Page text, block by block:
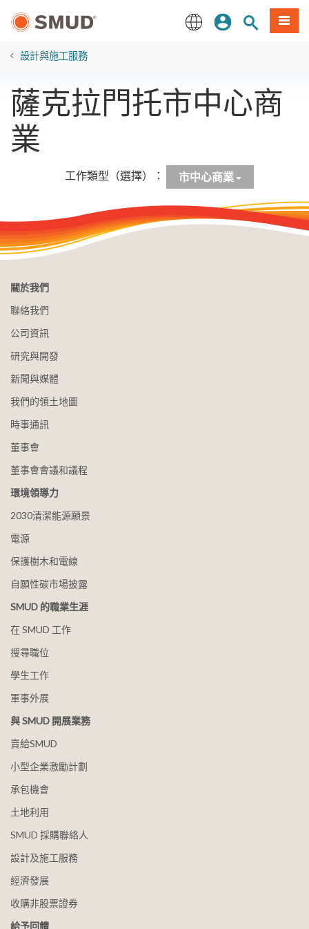
登入站內搜尋
選單
設計與施工服務
薩克拉門托市中心商
業
工作類型（選擇）： 市中心商業
關於我們
聯絡我們
公司資訊
研究與開發
新聞與媒體
我們的領土地圖
時事通訊
董事會
董事會會議和議程
環境領導力
2030清潔能源願景
電源
保護樹木和電線
自願性碳市場披露
SMUD 的職業生涯
在 SMUD 工作
搜尋職位
學生工作
軍事外展
與 SMUD 開展業務
賣給SMUD
小型企業激勵計劃
承包機會
土地利用
SMUD 採購聯絡人
設計及施工服務
經濟發展
收購非股票證券
給予回饋